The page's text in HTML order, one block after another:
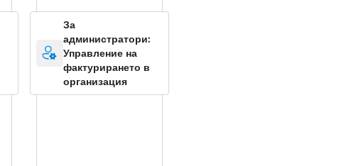
Влизане без парола
За
администратори:
Управление на
фактурирането в
организация